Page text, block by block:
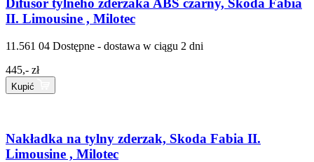
Difusor tylneho zderzaka ABS czarny, Škoda Fabia
II. Limousine , Milotec
11.561 04 Dostępne - dostawa w ciągu 2 dni
445,- zł
Kupić
Nakładka na tylny zderzak, Skoda Fabia II.
Limousine , Milotec